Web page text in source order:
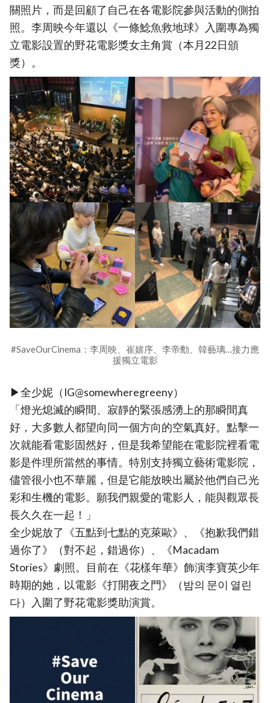
關照片，而是回顧了自己在各電影院參與活動的側拍
照。李周映今年還以《一條鯰魚救地球》入圍專為獨
立電影設置的野花電影獎女主角賞（本月22日頒
獎）。
#SaveOurCinema：李周映、崔嬉序、李帝勳、韓藝璃…接力應
援獨立電影
▶全少妮（IG@somewheregreeny）
「燈光熄滅的瞬間、寂靜的緊張感湧上的那瞬間真
好，大多數人都望向同一個方向的空氣真好。點擊一
次就能看電影固然好，但是我希望能在電影院裡看電
影是件理所當然的事情。特別支持獨立藝術電影院，
儘管很小也不華麗，但是它能放映出屬於他們自己光
彩和生機的電影。願我們親愛的電影人，能與觀眾長
長久久在一起！」
全少妮放了《五點到七點的克萊歐》、《抱歉我們錯
過你了》（對不起，錯過你）、《Macadam
Stories》劇照。目前在《花樣年華》飾演李寶英少年
時期的她，以電影《打開夜之門》（밤의 문이 열린
다）入圍了野花電影獎助演賞。